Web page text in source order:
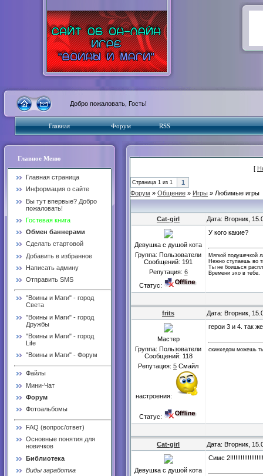
Добро пожаловать, Гость!
Главная Форум RSS
Главное Меню
Главная страница
Информация о сайте
Вы тут впервые? Добро
пожаловать!
Гостевая книга
Обмен баннерами
Сделать стартовой
Добавить в избранное
Написать админу
Отправить SMS
"Воины и Маги" - город
Света
"Воины и Маги" - город
Дружбы
"Воины и Маги" - город
Life
"Воины и Маги" - Форум
Файлы
Мини-Чат
Форум
Фотоальбомы
FAQ (вопрос/ответ)
Основные понятия для
новичков
Библиотека
Виды заработка
[
Страница 1 из 1
1
Форум » Общение » Игры » Любимые игры
Cat-girl Дата: Вторник,
Девушка с душой кота
Группа: Пользователи
Сообщений: 191
Репутация: 6
Статус:
У кого какие?
Мягкой подушечкой
Нежно ступаешь во
Ты не боишься
Времени эхо в тебе.
frits Дата: Вторник,
Мастер
Группа: Пользователи
Сообщений: 118
Репутация: 5 Смайл
настроения:
Статус:
герои 3 и 4. так
скинхедом можешь
Cat-girl Дата: Вторник,
Девушка с душой кота
Симс